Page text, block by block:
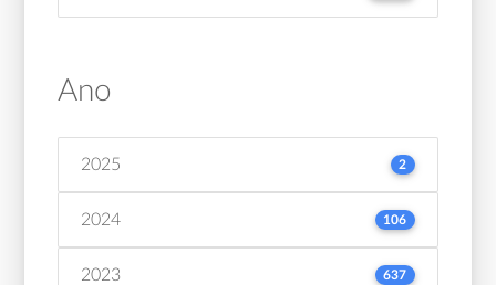
Ano
2025 2
2024 106
2023 637